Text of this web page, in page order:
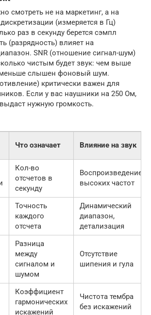
смотреть не на маркетинг, а на
(измеряется в Гц)
раз в секунду берется сэмпл
(разрядность) влияет на
SNR (отношение сигнал-шум)
чистым будет звук: чем выше
меньше слышен фоновый шум.
критически важен для
Если у вас наушники на 250 Ом,
нужную громкость.
Что означает Влияние на звук
Кол-во
отсчетов в
секунду
Воспроизведение
высоких частот
Точность
каждого
отсчета
Динамический
диапазон,
детализация
Разница
между
сигналом и
шумом
Отсутствие
шипения и гула
Коэффициент
гармонических
искажений
Чистота тембра
без искажений